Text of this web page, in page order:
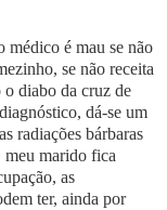
médico é mau se não
se não receita
diabo da cruz de
dá-se um
radiações bárbaras
meu marido fica
as
ter, ainda por